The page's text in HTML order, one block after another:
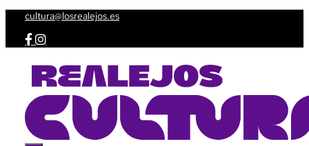
cultura@losrealejos.es
 